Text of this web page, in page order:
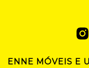
ENNE MÓVEIS E